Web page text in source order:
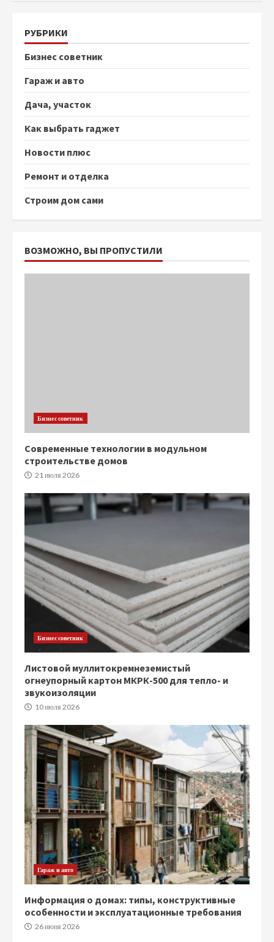
РУБРИКИ
Бизнес советник
Гараж и авто
Дача, участок
Как выбрать гаджет
Новости плюс
Ремонт и отделка
Строим дом сами
ВОЗМОЖНО, ВЫ ПРОПУСТИЛИ
Бизнес советник
Современные технологии в модульном
строительстве домов
21 июля 2026
Бизнес советник
Листовой муллитокремнеземистый
огнеупорный картон МКРК-500 для тепло- и
звукоизоляции
10 июля 2026
Гараж и авто
Информация о домах: типы, конструктивные
особенности и эксплуатационные требования
26 июня 2026